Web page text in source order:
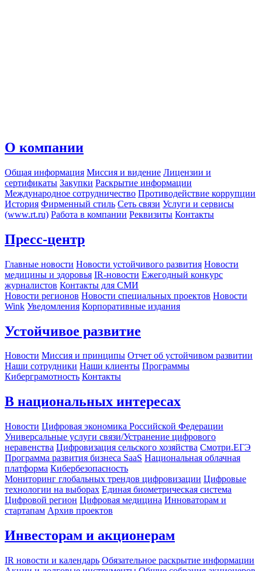
О компании
Общая информация Миссия и видение Лицензии и
сертификаты Закупки Раскрытие информации
Международное сотрудничество Противодействие коррупции
История Фирменный стиль Сеть связи Услуги и сервисы
(www.rt.ru) Работа в компании Реквизиты Контакты
Пресс-центр
Главные новости Новости устойчивого развития Новости
медицины и здоровья IR-новости Ежегодный конкурс
журналистов Контакты для СМИ
Новости регионов Новости специальных проектов Новости
Wink Уведомления Корпоративные издания
Устойчивое развитие
Новости Миссия и принципы Отчет об устойчивом развитии
Наши сотрудники Наши клиенты Программы
Киберграмотность Контакты
В национальных интересах
Новости Цифровая экономика Российской Федерации
Универсальные услуги связи/Устранение цифрового
неравенства Цифровизация сельского хозяйства Смотри.ЕГЭ
Программа развития бизнеса SaaS Национальная облачная
платформа Кибербезопасность
Мониторинг глобальных трендов цифровизации Цифровые
технологии на выборах Единая биометрическая система
Цифровой регион Цифровая медицина Инноваторам и
стартапам Архив проектов
Инвесторам и акционерам
IR новости и календарь Обязательное раскрытие информации